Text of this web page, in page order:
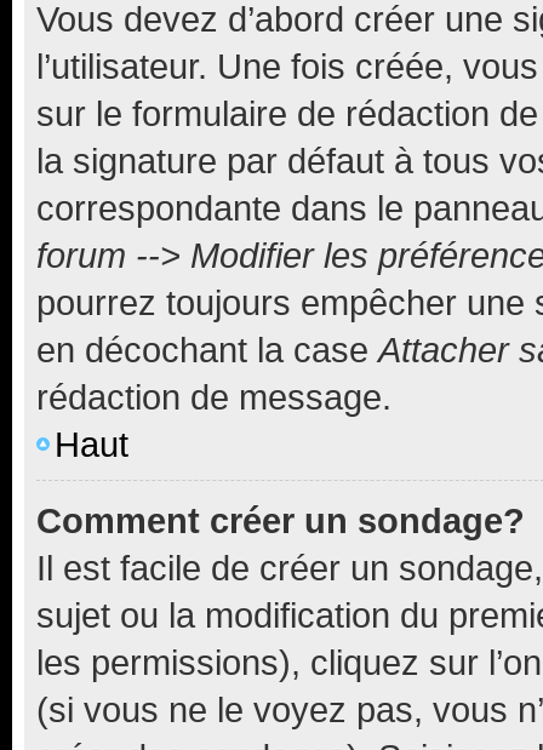
Vous devez d’abord créer une
l’utilisateur. Une fois créée,
sur le formulaire de rédaction
la signature par défaut à tous
correspondante dans le
forum --> Modifier les
pourrez toujours empêcher une
en décochant la caseAttacher
rédaction de message.
Haut
Comment créer un sondage?
Il est facile de créer un
sujet ou la modification du
les permissions), cliquez sur
(si vous ne le voyez pas, vous